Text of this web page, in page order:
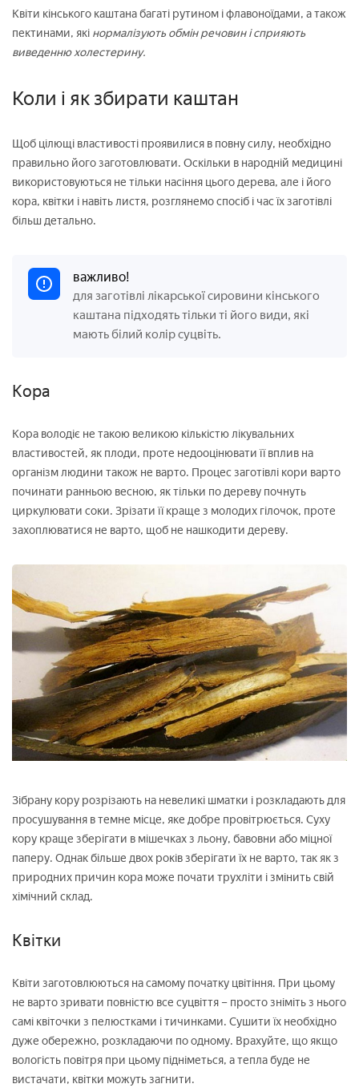
Квіти кінського каштана багаті рутином і флавоноїдами, а також
пектинами, які нормалізують обмін речовин і сприяють
виведенню холестерину.
Коли і як збирати каштан
Щоб цілющі властивості проявилися в повну силу, необхідно
правильно його заготовлювати. Оскільки в народній медицині
використовуються не тільки насіння цього дерева, але і його
кора, квітки і навіть листя, розглянемо спосіб і час їх заготівлі
більш детально.
важливо!
для заготівлі лікарської сировини кінського
каштана підходять тільки ті його види, які
мають білий колір суцвіть.
Кора
Кора володіє не такою великою кількістю лікувальних
властивостей, як плоди, проте недооцінювати її вплив на
організм людини також не варто. Процес заготівлі кори варто
починати ранньою весною, як тільки по дереву почнуть
циркулювати соки. Зрізати її краще з молодих гілочок, проте
захоплюватися не варто, щоб не нашкодити дереву.
Зібрану кору розрізають на невеликі шматки і розкладають для
просушування в темне місце, яке добре провітрюється. Суху
кору краще зберігати в мішечках з льону, бавовни або міцної
паперу. Однак більше двох років зберігати їх не варто, так як з
природних причин кора може почати трухліти і змінить свій
хімічний склад.
Квітки
Квіти заготовлюються на самому початку цвітіння. При цьому
не варто зривати повністю все суцвіття – просто зніміть з нього
самі квіточки з пелюстками і тичинками. Сушити їх необхідно
дуже обережно, розкладаючи по одному. Врахуйте, що якщо
вологість повітря при цьому підніметься, а тепла буде не
вистачати, квітки можуть загнити.